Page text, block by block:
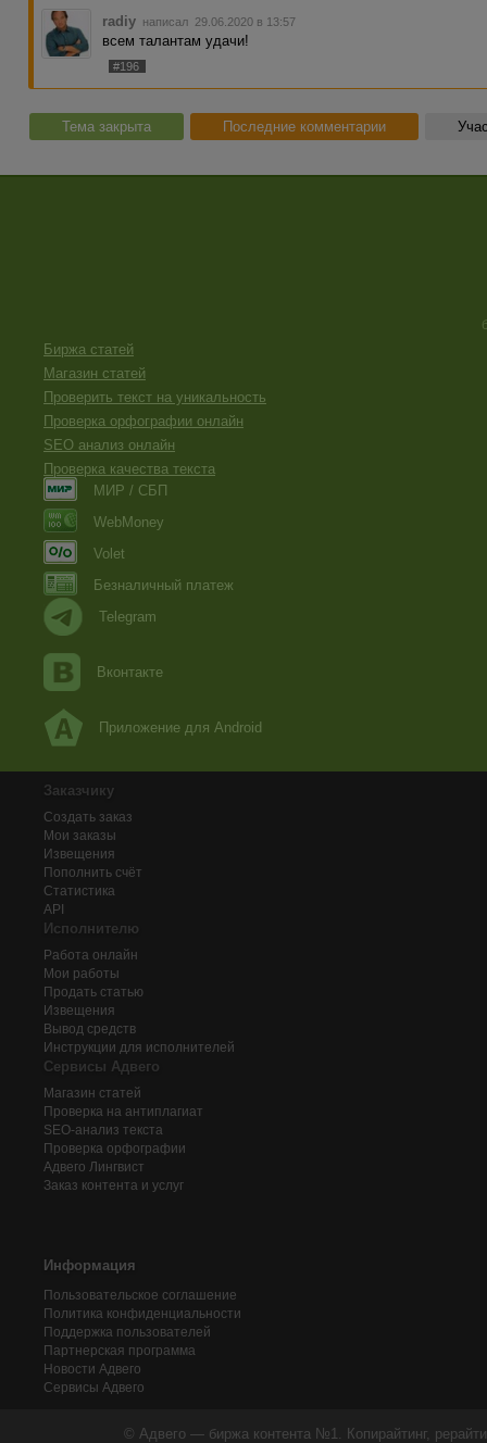
radiy написал 29.06.2020 в 13:57
всем талантам удачи!
#196
Тема закрыта Последние комментарии
Биржа статей
Магазин статей
Проверить текст на уникальность
Проверка орфографии онлайн
SEO анализ онлайн
Проверка качества текста
МИР / СБП
WebMoney
Volet
Безналичный платеж
Telegram
Вконтакте
Приложение для Android
Заказчику
Создать заказ
Мои заказы
Извещения
Пополнить счёт
Статистика
API
Исполнителю
Работа онлайн
Мои работы
Продать статью
Извещения
Вывод средств
Инструкции для исполнителей
Сервисы Адвего
Магазин статей
Проверка на антиплагиат
SEO-анализ текста
Проверка орфографии
Адвего Лингвист
Заказ контента и услуг
Информация
Пользовательское соглашение
Политика конфиденциальности
Поддержка пользователей
Партнерская программа
Новости Адвего
Сервисы Адвего
© Адвего — биржа контента №1. Копирайтинг,